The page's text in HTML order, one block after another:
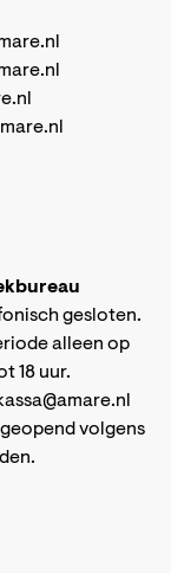
gesloten.
alleen op
18 uur.
volgens
.